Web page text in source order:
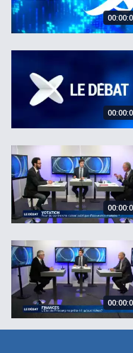
Oui ou non à la
Finances